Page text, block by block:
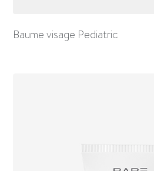
Baume visage Pediatric